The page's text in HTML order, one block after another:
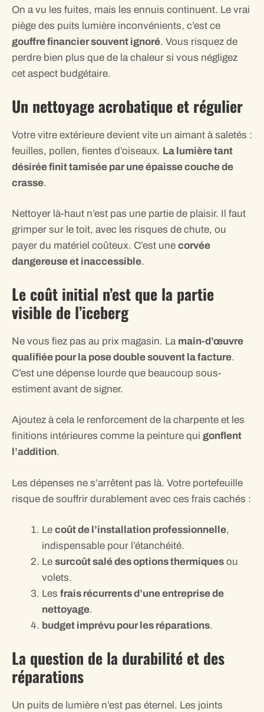
On a vu les fuites, mais les ennuis continuent. Le vrai
piège des puits lumière inconvénients, c’est ce
gouffre financier souvent ignoré. Vous risquez de
perdre bien plus que de la chaleur si vous négligez
cet aspect budgétaire.
Un nettoyage acrobatique et régulier
Votre vitre extérieure devient vite un aimant à saletés :
feuilles, pollen, fientes d’oiseaux. La lumière tant
désirée finit tamisée par une épaisse couche de
crasse.
Nettoyer là-haut n’est pas une partie de plaisir. Il faut
grimper sur le toit, avec les risques de chute, ou
payer du matériel coûteux. C’est une corvée
dangereuse et inaccessible.
Le coût initial n’est que la partie
visible de l’iceberg
Ne vous fiez pas au prix magasin. La main-d’œuvre
qualifiée pour la pose double souvent la facture.
C’est une dépense lourde que beaucoup sous-
estiment avant de signer.
Ajoutez à cela le renforcement de la charpente et les
finitions intérieures comme la peinture qui gonflent
l’addition.
Les dépenses ne s’arrêtent pas là. Votre portefeuille
risque de souffrir durablement avec ces frais cachés :
Le coût de l’installation professionnelle,
indispensable pour l’étanchéité.
Le surcoût salé des options thermiques ou
volets.
Les frais récurrents d’une entreprise de
nettoyage.
budget imprévu pour les réparations.
La question de la durabilité et des
réparations
Un puits de lumière n’est pas éternel. Les joints